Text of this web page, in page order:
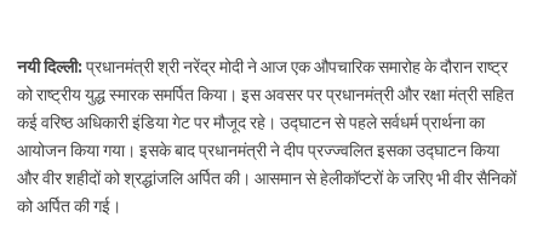
नयी दिल्ली: प्रधानमंत्री श्री नरेंद्र मोदी ने आज एक औपचारिक समारोह के दौरान राष्ट्र
को राष्ट्रीय युद्ध स्मारक समर्पित किया। इस अवसर पर प्रधानमंत्री और रक्षा मंत्री सहित
कई वरिष्ठ अधिकारी इंडिया गेट पर मौजूद रहे। उद्घाटन से पहले सर्वधर्म प्रार्थना का
आयोजन किया गया। इसके बाद प्रधानमंत्री ने दीप प्रज्ज्वलित इसका उद्घाटन किया
और वीर शहीदों को श्रद्धांजलि अर्पित की। आसमान से हेलीकॉप्टरों के जरिए भी वीर सैनिकों
को अर्पित की गई।